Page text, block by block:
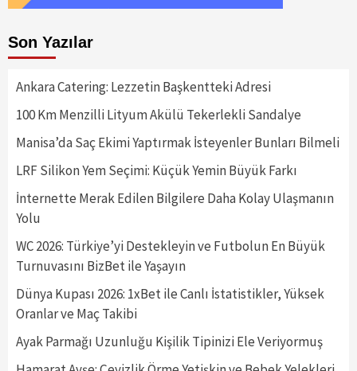
Son Yazılar
Ankara Catering: Lezzetin Başkentteki Adresi
100 Km Menzilli Lityum Akülü Tekerlekli Sandalye
Manisa’da Saç Ekimi Yaptırmak İsteyenler Bunları Bilmeli
LRF Silikon Yem Seçimi: Küçük Yemin Büyük Farkı
İnternette Merak Edilen Bilgilere Daha Kolay Ulaşmanın
Yolu
WC 2026: Türkiye’yi Destekleyin ve Futbolun En Büyük
Turnuvasını BizBet ile Yaşayın
Dünya Kupası 2026: 1xBet ile Canlı İstatistikler, Yüksek
Oranlar ve Maç Takibi
Ayak Parmağı Uzunluğu Kişilik Tipinizi Ele Veriyormuş